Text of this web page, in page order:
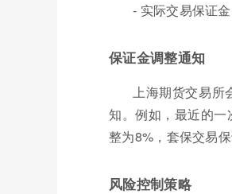
- 实际交易保证
保证金调整通知
上海期货交易所
知。例如，最近的
整为8%，套保交易
风险控制策略